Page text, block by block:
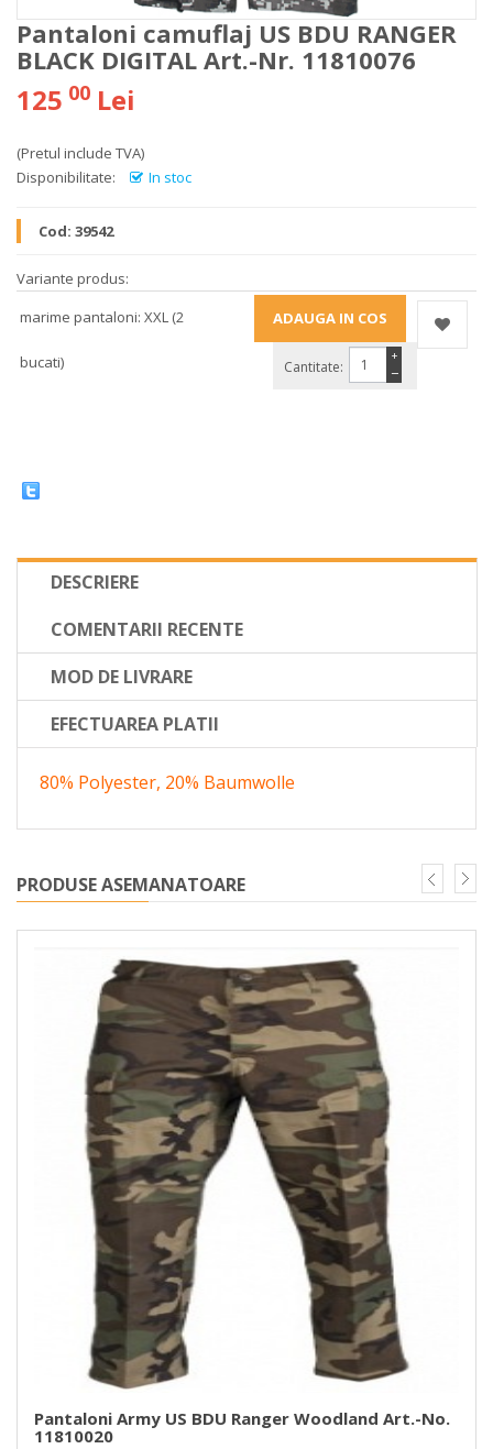
Pantaloni camuflaj US BDU RANGER
BLACK DIGITAL Art.-Nr. 11810076
125 00 Lei
(Pretul include TVA)
Disponibilitate:
In stoc
Cod: 39542
Variante produs:
marime pantaloni: XXL (2
bucati) Cantitate: −
+
DESCRIERE
COMENTARII RECENTE
MOD DE LIVRARE
EFECTUAREA PLATII
80% Polyester, 20% Baumwolle
PRODUSE ASEMANATOARE
Pantaloni Army US BDU Ranger Woodland Art.-No.
11810020